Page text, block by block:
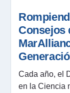
Consejos
Cada año, el
en la Ciencia